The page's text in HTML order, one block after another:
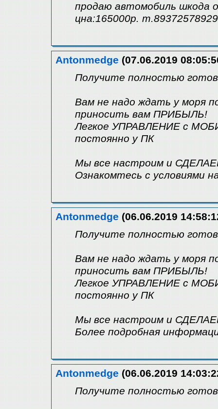
продаю автомобиль шкода
цна:165000р. т.89372578929
Antonmedge (07.06.2019
Получите полностью
Вам не надо ждать у моря
приносить вам ПРИБЫЛЬ!
Легкое УПРАВЛЕНИЕ с
постоянно у ПК
Мы все настроим и
Ознакомтесь с условиями
Antonmedge (06.06.2019
Получите полностью
Вам не надо ждать у моря
приносить вам ПРИБЫЛЬ!
Легкое УПРАВЛЕНИЕ с
постоянно у ПК
Мы все настроим и
Более подробная
Antonmedge (06.06.2019
Получите полностью